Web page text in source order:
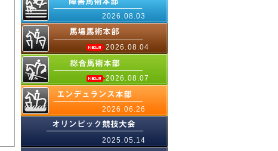
2026.08.03
2026.08.04
2026.08.07
2026.06.26
2025.05.14